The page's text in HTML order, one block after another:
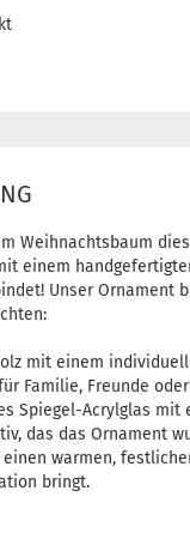
Weihnachtsbaum
einem
Unser Ornament
mit einem
Familie, Freunde
Spiegel-Acrylglas mit
das das Ornament
warmen,
bringt.